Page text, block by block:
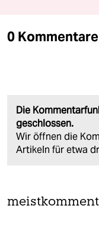
0 Kommentare
Die
geschlossen.
Wir öffnen die
Artikeln für etwa